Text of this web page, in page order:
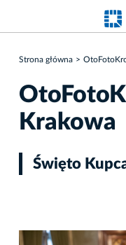
Strona główna
Krakowa
Święto